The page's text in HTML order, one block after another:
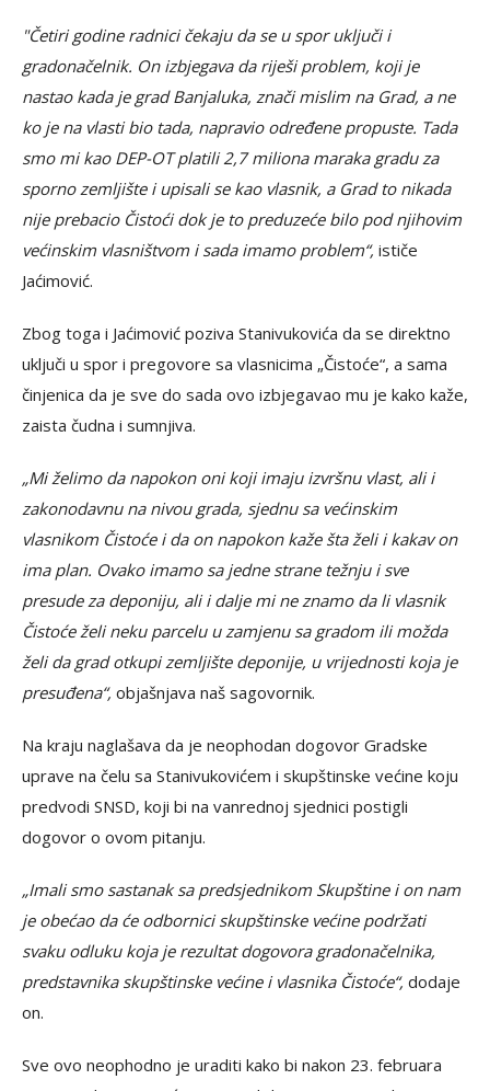
"Četiri godine radnici čekaju da se u spor uključi i
gradonačelnik. On izbjegava da riješi problem, koji je
nastao kada je grad Banjaluka, znači mislim na Grad, a ne
ko je na vlasti bio tada, napravio određene propuste. Tada
smo mi kao DEP-OT platili 2,7 miliona maraka gradu za
sporno zemljište i upisali se kao vlasnik, a Grad to nikada
nije prebacio Čistoći dok je to preduzeće bilo pod njihovim
većinskim vlasništvom i sada imamo problem“, ističe
Jaćimović.
Zbog toga i Jaćimović poziva Stanivukovića da se direktno
uključi u spor i pregovore sa vlasnicima „Čistoće“, a sama
činjenica da je sve do sada ovo izbjegavao mu je kako kaže,
zaista čudna i sumnjiva.
„Mi želimo da napokon oni koji imaju izvršnu vlast, ali i
zakonodavnu na nivou grada, sjednu sa većinskim
vlasnikom Čistoće i da on napokon kaže šta želi i kakav on
ima plan. Ovako imamo sa jedne strane težnju i sve
presude za deponiju, ali i dalje mi ne znamo da li vlasnik
Čistoće želi neku parcelu u zamjenu sa gradom ili možda
želi da grad otkupi zemljište deponije, u vrijednosti koja je
presuđena“, objašnjava naš sagovornik.
Na kraju naglašava da je neophodan dogovor Gradske
uprave na čelu sa Stanivukovićem i skupštinske većine koju
predvodi SNSD, koji bi na vanrednoj sjednici postigli
dogovor o ovom pitanju.
„Imali smo sastanak sa predsjednikom Skupštine i on nam
je obećao da će odbornici skupštinske većine podržati
svaku odluku koja je rezultat dogovora gradonačelnika,
predstavnika skupštinske većine i vlasnika Čistoće“, dodaje
on.
Sve ovo neophodno je uraditi kako bi nakon 23. februara